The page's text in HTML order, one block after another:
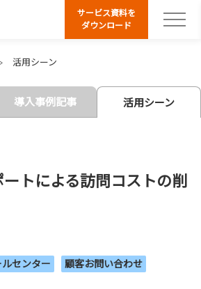
サービス資料を
ダウンロード
活用シーン
導入事例記事 活用シーン
トによる訪問コストの削
ルセンター
顧客お問い合わせ